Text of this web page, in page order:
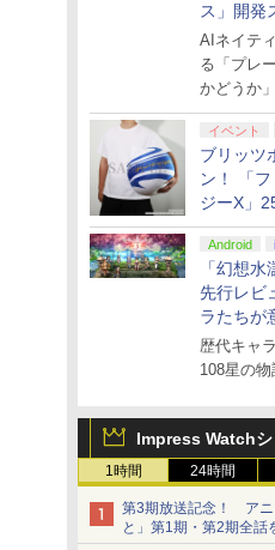
ス」開発
る“AI活
演レポー
AIネイテ
る「プレ
かどうか」
イベント
ブリッツ
ン！ 「
ジーX」
ズ情報が
Android
「幻想水
先行レビ
ラたちが
シリーズ
歴代キャ
108星の
Impress Watch
1時間 24時間
第3期放送記念！ アニ
と」第1期・第2期全話
で順次無料配信開始